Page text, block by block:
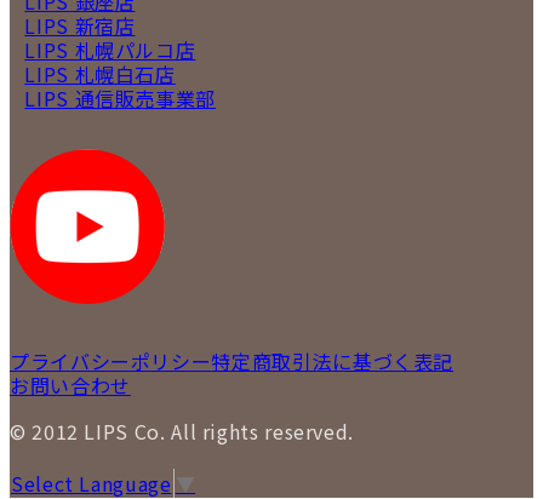
LIPS 新宿店
LIPS 札幌パルコ店
LIPS 札幌白石店
LIPS 通信販売事業部
プライバシーポリシー特定商取引法に基づく表記
お問い合わせ
© 2012 LIPS Co. All rights reserved.
Select Language ▼